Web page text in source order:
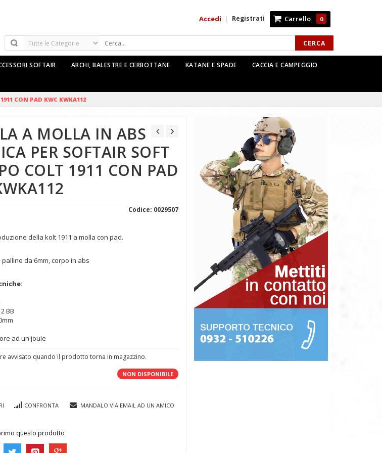
CERCA
Carrello 0
Registrati
|
Accedi
SOFTAIR ARCHI, BALESTRE E CERBOTTANE KATANE E SPADE CACCIA E CAMPEGGIO
CON PAD KWC KWKA112
A MOLLA IN ABS
PER SOFTAIR SOFT
COLT 1911 CON PAD
Codice: 0029507
della kolt 1911 a molla con pad.
da 6mm, corpo in abs
BB
ad un joule
avvisato quando il prodotto torna in magazzino.
NON DISPONIBILE
CONFRONTA MANDALO VIA EMAIL AD UN AMICO
questo prodotto